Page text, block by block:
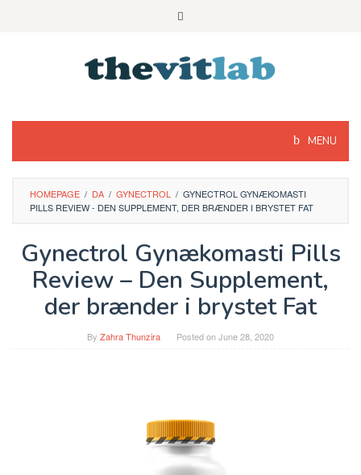
MENU
HOMEPAGE / DA / GYNECTROL / GYNECTROL GYNÆKOMASTI
PILLS REVIEW - DEN SUPPLEMENT, DER BRÆNDER I BRYSTET FAT
Gynectrol Gynækomasti Pills
Review – Den Supplement,
der brænder i brystet Fat
By Zahra Thunzira Posted onJune 28, 2020